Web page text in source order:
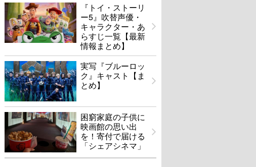
『トイ・ストーリ
ー5』吹替声優・
キャラクター・あ
らすじ一覧【最新
情報まとめ】
実写『ブルーロッ
ク』キャスト【ま
とめ】
困窮家庭の子供に
映画館の思い出
を！寄付で届ける
「シェアシネマ」